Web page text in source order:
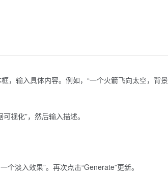
，输入具体内容。例如，“一个火箭飞向太空，背景
视化”，然后输入描述。
淡入效果”。再次点击“Generate”更新。